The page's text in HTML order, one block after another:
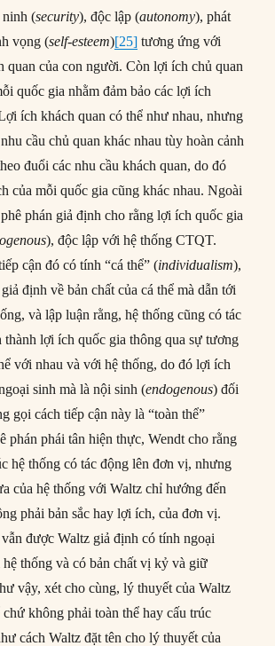
ninh (security), độc lập (autonomy), phát
vọng (self-esteem)[25] tương ứng với
quan của con người. Còn lợi ích chủ quan
quốc gia nhằm đảm bảo các lợi ích
ích khách quan có thể như nhau, nhưng
cầu chủ quan khác nhau tùy hoàn cảnh
đuổi các nhu cầu khách quan, do đó
của mỗi quốc gia cũng khác nhau. Ngoài
phán giả định cho rằng lợi ích quốc gia
), độc lập với hệ thống CTQT.
cận đó có tính “cá thể” (individualism),
định về bản chất của cá thể mà dẫn tới
và lập luận rằng, hệ thống cũng có tác
thành lợi ích quốc gia thông qua sự tương
với nhau và với hệ thống, do đó lợi ích
sinh mà là nội sinh (endogenous) đối
gọi cách tiếp cận này là “toàn thể”
phán phái tân hiện thực, Wendt cho rằng
hệ thống có tác động lên đơn vị, nhưng
của hệ thống với Waltz chỉ hướng đến
phải bản sắc hay lợi ích, của đơn vị.
được Waltz giả định có tính ngoại
thống và có bản chất vị kỷ và giữ
vậy, xét cho cùng, lý thuyết của Waltz
chứ không phải toàn thể hay cấu trúc
cách Waltz đặt tên cho lý thuyết của